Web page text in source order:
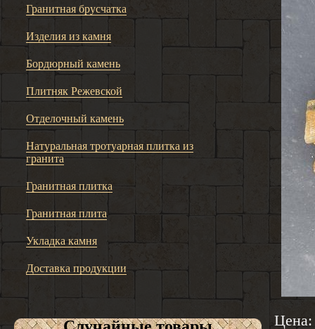
Гранитная брусчатка
Изделия из камня
Бордюрный камень
Плитняк Режевской
Отделочный камень
Натуральная тротуарная плитка из
гранита
Гранитная плитка
Гранитная плита
Укладка камня
Доставка продукции